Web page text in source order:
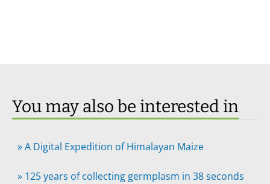
You may also be interested in
»A Digital Expedition of Himalayan Maize
» 125 years of collecting germplasm in 38 seconds